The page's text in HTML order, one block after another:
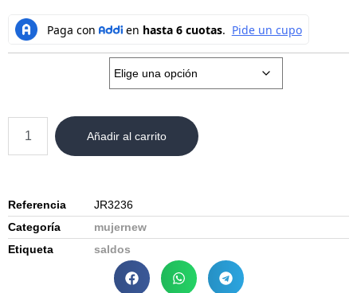
Añadir al carrito
Referencia
JR3236
Categoría
mujernew
Etiqueta
saldos